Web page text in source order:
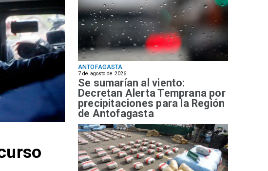
ANTOFAGASTA
7 de agosto de 2026
Se sumarían al viento:
Decretan Alerta Temprana por
precipitaciones para la Región
de Antofagasta